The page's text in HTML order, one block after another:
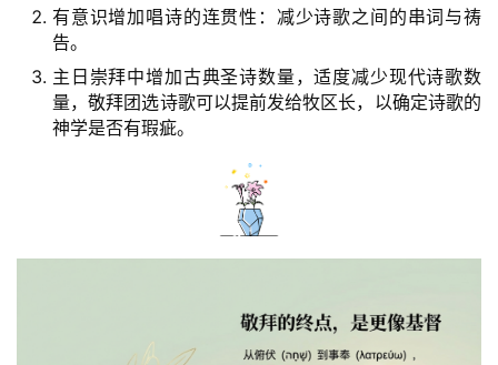
有意识增加唱诗的连贯性：减少诗歌之间的串词与祷
告。
主日崇拜中增加古典圣诗数量，适度减少现代诗歌数
量，敬拜团选诗歌可以提前发给牧区长，以确定诗歌的
神学是否有瑕疵。